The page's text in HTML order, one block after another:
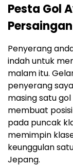
Pesta Gol
Penyerang
indah untuk
malam itu.
penyerang
masing satu
membuat
pada puncak
memimpin
keunggulan
Jepang.